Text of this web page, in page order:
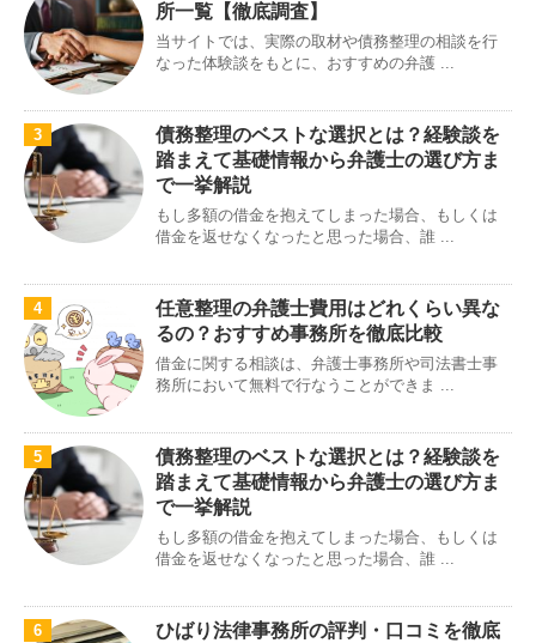
所一覧【徹底調査】
当サイトでは、実際の取材や債務整理の相談を行
なった体験談をもとに、おすすめの弁護 ...
3
債務整理のベストな選択とは？経験談を
踏まえて基礎情報から弁護士の選び方ま
で一挙解説
もし多額の借金を抱えてしまった場合、もしくは
借金を返せなくなったと思った場合、誰 ...
4
任意整理の弁護士費用はどれくらい異な
るの？おすすめ事務所を徹底比較
借金に関する相談は、弁護士事務所や司法書士事
務所において無料で行なうことができま ...
5
債務整理のベストな選択とは？経験談を
踏まえて基礎情報から弁護士の選び方ま
で一挙解説
もし多額の借金を抱えてしまった場合、もしくは
借金を返せなくなったと思った場合、誰 ...
6
ひばり法律事務所の評判・口コミを徹底